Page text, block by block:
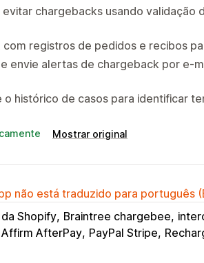
chargebacks usando validação
com registros de pedidos e recibos
envie alertas de chargeback por e-
o histórico de casos para identificar
Mostrar original
não está traduzido para português
Shopify Braintree chargebee
Affirm AfterPay PayPal Stripe